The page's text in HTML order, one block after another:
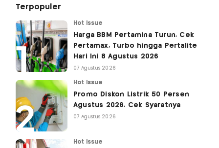
Terpopuler
Hot Issue
Harga BBM Pertamina Turun, Cek
Pertamax, Turbo hingga Pertalite
Hari Ini 8 Agustus 2026
07 Agustus 2026
Hot Issue
Promo Diskon Listrik 50 Persen
Agustus 2026, Cek Syaratnya
07 Agustus 2026
Hot Issue